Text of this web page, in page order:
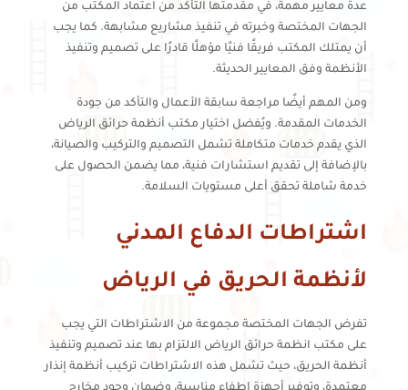
عدة معايير مهمة، في مقدمتها التأكد من اعتماد المكتب من
الجهات المختصة وخبرته في تنفيذ مشاريع مشابهة. كما يجب
أن يمتلك المكتب فريقًا فنيًا مؤهلًا قادرًا على تصميم وتنفيذ
الأنظمة وفق المعايير الحديثة.
ومن المهم أيضًا مراجعة سابقة الأعمال والتأكد من جودة
الخدمات المقدمة. ويُفضل اختيار مكتب أنظمة حرائق الرياض
الذي يقدم خدمات متكاملة تشمل التصميم والتركيب والصيانة،
بالإضافة إلى تقديم استشارات فنية، مما يضمن الحصول على
خدمة شاملة تحقق أعلى مستويات السلامة.
اشتراطات الدفاع المدني
لأنظمة الحريق في الرياض
تفرض الجهات المختصة مجموعة من الاشتراطات التي يجب
على مكتب انظمة حرائق الرياض الالتزام بها عند تصميم وتنفيذ
أنظمة الحريق، حيث تشمل هذه الاشتراطات تركيب أنظمة إنذار